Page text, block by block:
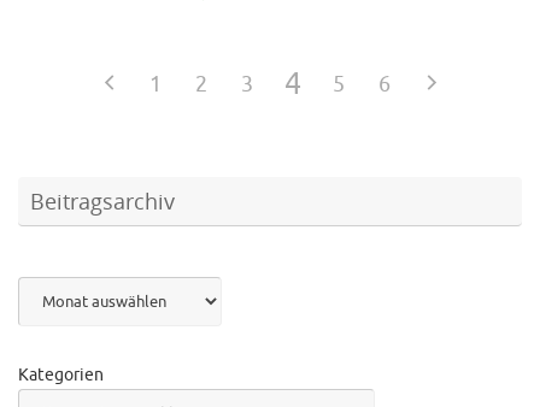
1 2 3 4 5 6
Beitragsarchiv
Kategorien